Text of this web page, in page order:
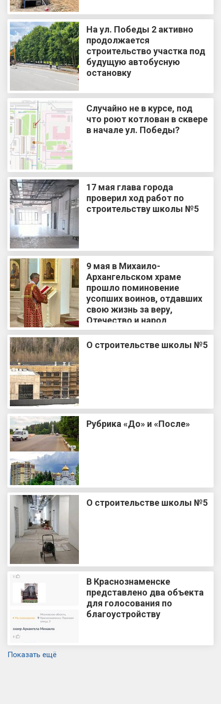
На ул. Победы 2 активно
продолжается
строительство участка под
будущую автобусную
остановку
Случайно не в курсе, под
что роют котлован в сквере
в начале ул. Победы?
17 мая глава города
проверил ход работ по
строительству школы №5
9 мая в Михаило-
Архангельском храме
прошло поминовение
усопших воинов, отдавших
свою жизнь за веру,
Отечество и народ
О строительстве школы №5
Рубрика «До» и «После»
О строительстве школы №5
В Краснознаменске
представлено два объекта
для голосования по
благоустройству
Показать ещё